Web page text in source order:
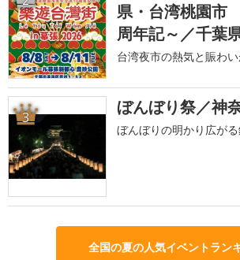
県・台湾桃園市
周年記～／千葉
台湾夜市の熱気と賑わい
3 ぼんぼり祭／神
ぼんぼりの明かり広が
全国の夏の人気イベントラン